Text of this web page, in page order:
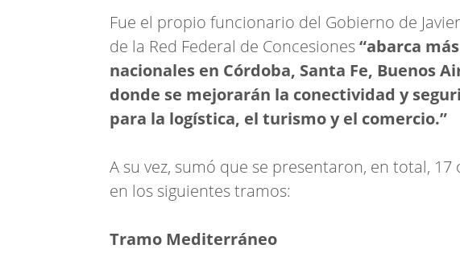
Fue el propio funcionario del Gobierno de
de la Red Federal de Concesiones“abarca
nacionales en Córdoba, Santa Fe, Buenos
donde se mejorarán la conectividad y
para la logística, el turismo y el comercio.”
A su vez, sumó que se presentaron, en total,
en los siguientes tramos:
Tramo Mediterráneo